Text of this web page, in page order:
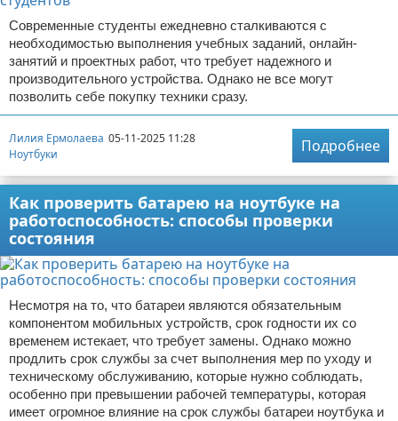
Современные студенты ежедневно сталкиваются с
необходимостью выполнения учебных заданий, онлайн-
занятий и проектных работ, что требует надежного и
производительного устройства. Однако не все могут
позволить себе покупку техники сразу.
Лилия Ермолаева 05-11-2025 11:28
Ноутбуки
Подробнее
Как проверить батарею на ноутбуке на
работоспособность: способы проверки
состояния
Несмотря на то, что батареи являются обязательным
компонентом мобильных устройств, срок годности их со
временем истекает, что требует замены. Однако можно
продлить срок службы за счет выполнения мер по уходу и
техническому обслуживанию, которые нужно соблюдать,
особенно при превышении рабочей температуры, которая
имеет огромное влияние на срок службы батареи ноутбука и